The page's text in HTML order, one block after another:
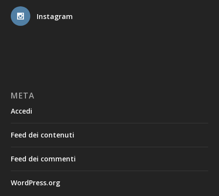
Instagram
META
Accedi
Feed dei contenuti
Feed dei commenti
WordPress.org